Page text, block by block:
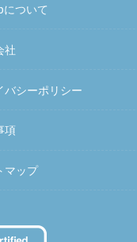
について
社
バシーポリシー
項
マップ